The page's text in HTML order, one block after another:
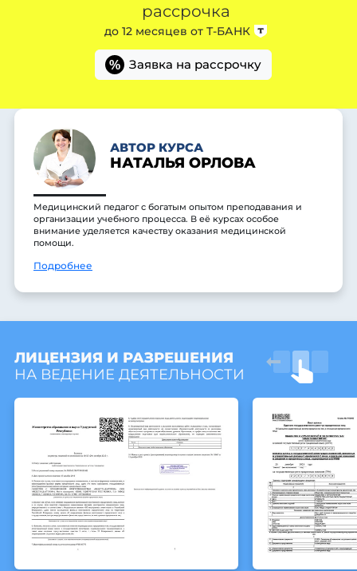
рассрочка
до 12 месяцев от Т-БАНК
% Заявка на рассрочку
АВТОР КУРСА
НАТАЛЬЯ ОРЛОВА
Медицинский педагог с богатым опытом преподавания и
организации учебного процесса. В её курсах особое
внимание уделяется качеству оказания медицинской
помощи.
Подробнее
ЛИЦЕНЗИЯ И РАЗРЕШЕНИЯ
НА ВЕДЕНИЕ ДЕЯТЕЛЬНОСТИ